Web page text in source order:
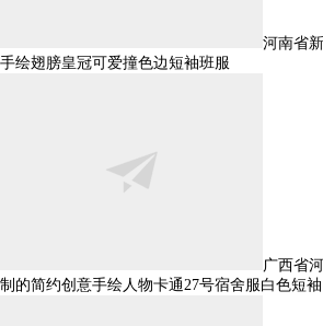
河南省
手绘翅膀皇冠可爱撞色边短袖班服
广西省
制的简约创意手绘人物卡通27号宿舍服白色短袖